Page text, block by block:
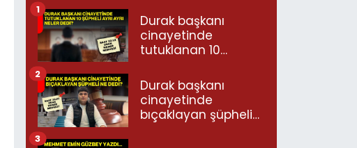
Durak başkanı
cinayetinde
tutuklanan 10
neler dedi?
1
Durak başkanı
cinayetinde
bıçaklayan şüpheli
2
3